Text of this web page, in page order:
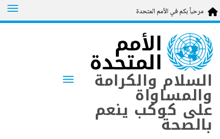
Skip
main
content
مرحباً بكم في الأمم المتحدة
السلام والكرامة
والمساواة
على كوكب ينعم
بالصحة
navigation